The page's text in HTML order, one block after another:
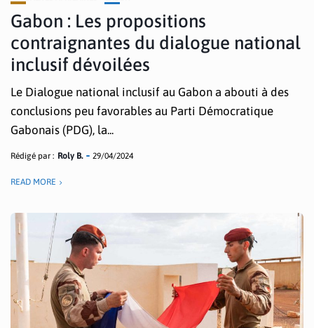
Gabon : Les propositions
contraignantes du dialogue national
inclusif dévoilées
Le Dialogue national inclusif au Gabon a abouti à des
conclusions peu favorables au Parti Démocratique
Gabonais (PDG), la...
Rédigé par : Roly B. 29/04/2024
READ MORE